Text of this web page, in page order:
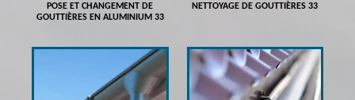
POSE ET CHANGEMENT DE
GOUTTIÈRES EN ALUMINIUM 33
NETTOYAGE DE GOUTTIÈRES 33